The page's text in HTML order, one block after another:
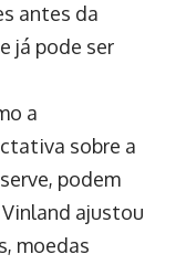
antes da
já pode ser
a
sobre a
podem
ajustou
moedas